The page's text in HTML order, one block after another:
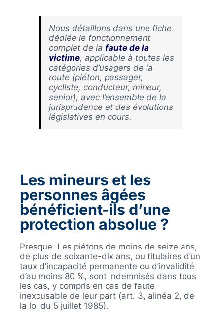
Nous détaillons dans une fiche
dédiée le fonctionnement
complet de la faute de la
victime, applicable à toutes les
catégories d’usagers de la
route (piéton, passager,
cycliste, conducteur, mineur,
senior), avec l’ensemble de la
jurisprudence et des évolutions
législatives en cours.
Les mineurs et les
personnes âgées
bénéficient-ils d’une
protection absolue ?
Presque. Les piétons de moins de seize ans,
de plus de soixante-dix ans, ou titulaires d’un
taux d’incapacité permanente ou d’invalidité
d’au moins 80 %, sont indemnisés dans tous
les cas, y compris en cas de faute
inexcusable de leur part (art. 3, alinéa 2, de
la loi du 5 juillet 1985).